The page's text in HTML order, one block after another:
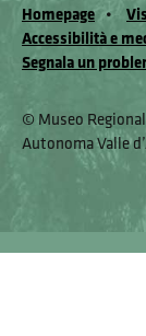
Homepage
Accessibilità e
Segnala un
© Museo
Autonoma Valle